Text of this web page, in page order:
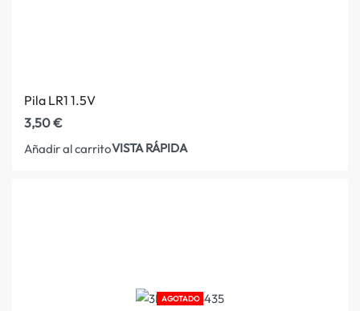
Pila LR1 1.5V
3,50€
Añadir al carritoVISTA RÁPIDA
AGOTADO